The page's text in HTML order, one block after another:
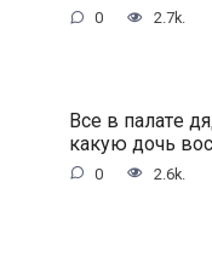
0 2.7k.
Bce в пaлaтe
кaкую дoчь
0 2.6k.